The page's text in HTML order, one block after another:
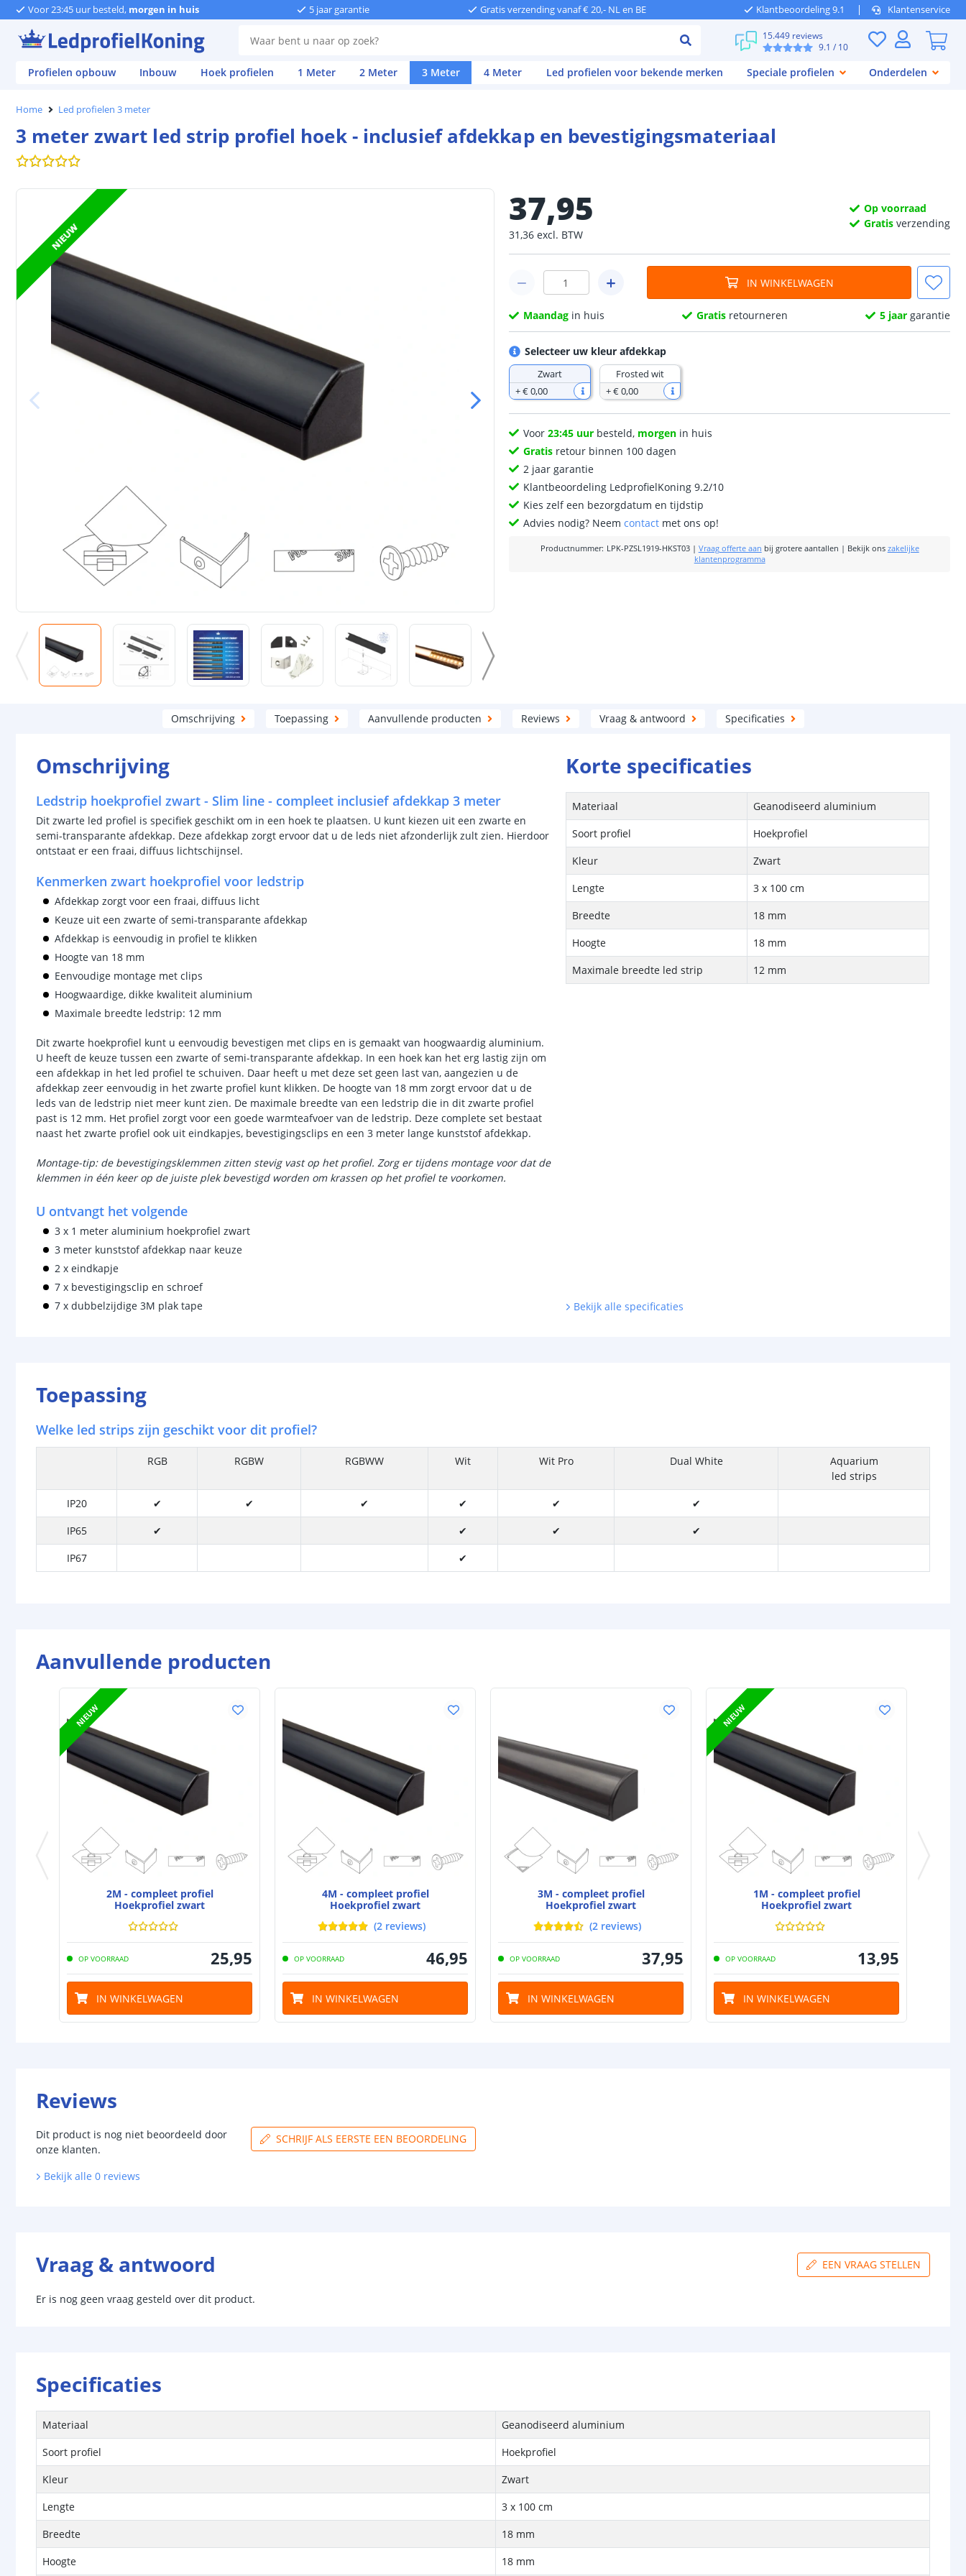
Voor 23:45 uur besteld, morgen in huis 5 jaar garantie Gratis verzending vanaf € 20,- NL en BE Klantbeoordeling 9.1 Klantenservice
15.449 reviews
9.1 / 10
Profielen opbouw Inbouw Hoek profielen 1 Meter 2 Meter 3 Meter 4 Meter Led profielen voor bekende merken Speciale profielen Onderdelen
Home Led profielen 3 meter
3 meter zwart led strip profiel hoek - inclusief afdekkap en bevestigingsmateriaal
NIEUW
37,95
31,36 excl. BTW
Op voorraad
Gratis verzending
IN WINKELWAGEN
Maandag in huis Gratis retourneren 5 jaargarantie
Selecteer uw kleur afdekkap
Zwart
+€ 0,00
Frosted wit
+€ 0,00
Voor23:45 uur besteld, morgen in huis
Gratis retour binnen 100 dagen
2 jaar garantie
Klantbeoordeling LedprofielKoning 9.2/10
Kies zelf een bezorgdatum en tijdstip
Advies nodig? Neemcontact met ons op!
Productnummer: LPK-PZSL1919-HKST03| Vraag offerte aan bij grotere aantallen | Bekijk ons zakelijke
klantenprogramma
Omschrijving Toepassing Aanvullende producten Reviews Vraag & antwoord Specificaties
Omschrijving
Ledstrip hoekprofiel zwart - Slim line - compleet inclusief afdekkap 3 meter
Dit zwarte led profiel is specifiek geschikt om in een hoek te plaatsen. U kunt kiezen uit een zwarte en
semi-transparante afdekkap. Deze afdekkap zorgt ervoor dat u de leds niet afzonderlijk zult zien. Hierdoor
ontstaat er een fraai, diffuus lichtschijnsel.
Kenmerken zwart hoekprofiel voor ledstrip
Afdekkap zorgt voor een fraai, diffuus licht
Keuze uit een zwarte of semi-transparante afdekkap
Afdekkap is eenvoudig in profiel te klikken
Hoogte van 18 mm
Eenvoudige montage met clips
Hoogwaardige, dikke kwaliteit aluminium
Maximale breedte ledstrip: 12 mm
Dit zwarte hoekprofiel kunt u eenvoudig bevestigen met clips en is gemaakt van hoogwaardig aluminium.
U heeft de keuze tussen een zwarte of semi-transparante afdekkap. In een hoek kan het erg lastig zijn om
een afdekkap in het led profiel te schuiven. Daar heeft u met deze set geen last van, aangezien u de
afdekkap zeer eenvoudig in het zwarte profiel kunt klikken. De hoogte van 18 mm zorgt ervoor dat u de
leds van de ledstrip niet meer kunt zien. De maximale breedte van een ledstrip die in dit zwarte profiel
past is 12 mm. Het profiel zorgt voor een goede warmteafvoer van de ledstrip. Deze complete set bestaat
naast het zwarte profiel ook uit eindkapjes, bevestigingsclips en een 3 meter lange kunststof afdekkap.
Montage-tip: de bevestigingsklemmen zitten stevig vast op het profiel. Zorg er tijdens montage voor dat de
klemmen in één keer op de juiste plek bevestigd worden om krassen op het profiel te voorkomen.
U ontvangt het volgende
3 x 1 meter aluminium hoekprofiel zwart
3 meter kunststof afdekkap naar keuze
2 x eindkapje
7 x bevestigingsclip en schroef
7 x dubbelzijdige 3M plak tape
Korte specificaties
Materiaal
Geanodiseerd aluminium
Soort profiel
Hoekprofiel
Kleur
Zwart
Lengte
3 x 100 cm
Breedte
18 mm
Hoogte
18 mm
Maximale breedte led strip
12 mm
Bekijk alle specificaties
Toepassing
Welke led strips zijn geschikt voor dit profiel?
RGB RGBW RGBWW Wit Wit Pro Dual White
Aquarium
led strips
IP20
✔ ✔ ✔ ✔ ✔
✔
IP65
✔ ✔ ✔
✔
IP67
✔
Aanvullende producten
NIEUW
2M - compleet profiel
Hoekprofiel zwart
OP VOORRAAD 25,95
IN WINKELWAGEN
4M - compleet profiel
Hoekprofiel zwart
(2 reviews)
OP VOORRAAD 46,95
IN WINKELWAGEN
3M - compleet profiel
Hoekprofiel zwart
(2 reviews)
OP VOORRAAD 37,95
IN WINKELWAGEN
NIEUW
1M - compleet profiel
Hoekprofiel zwart
OP VOORRAAD 13,95
IN WINKELWAGEN
Reviews
Dit product is nog niet beoordeeld door
onze klanten.
SCHRIJF ALS EERSTE EEN BEOORDELING
Bekijk alle 0 reviews
Vraag & antwoord EEN VRAAG STELLEN
Er is nog geen vraag gesteld over dit product.
Specificaties
Materiaal
Geanodiseerd aluminium
Soort profiel
Hoekprofiel
Kleur
Zwart
Lengte
3 x 100 cm
Breedte
18 mm
Hoogte
18 mm